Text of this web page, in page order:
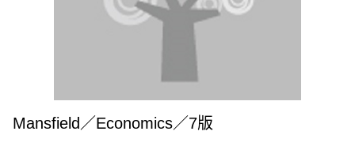
Mansfield／Economics／7版